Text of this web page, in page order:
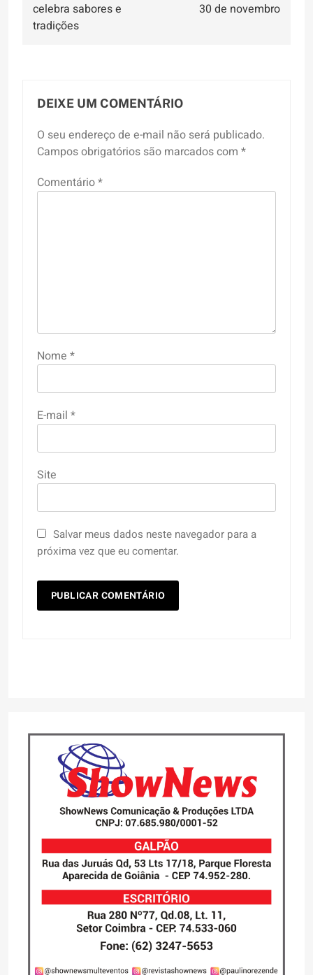
Post
celebra sabores e
tradições
30 de novembro
DEIXE UM COMENTÁRIO
O seu endereço de e-mail não será publicado.
Campos obrigatórios são marcados com *
Comentário*
Nome *
E-mail *
Site
Salvar meus dados neste navegador para a
próxima vez que eu comentar.